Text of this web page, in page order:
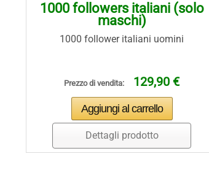
1000 followers italiani (solo
maschi)
1000 follower italiani uomini
Prezzo di vendita: 129,90 €
Dettagli prodotto